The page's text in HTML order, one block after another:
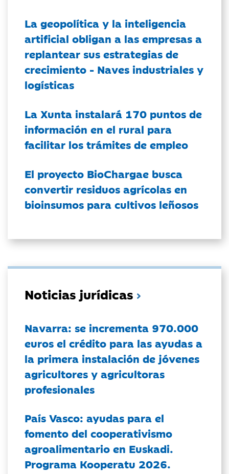
La geopolítica y la inteligencia
artificial obligan a las empresas a
replantear sus estrategias de
crecimiento - Naves industriales y
logísticas
La Xunta instalará 170 puntos de
información en el rural para
facilitar los trámites de empleo
El proyecto BioChargae busca
convertir residuos agrícolas en
bioinsumos para cultivos leñosos
Noticias jurídicas
Navarra: se incrementa 970.000
euros el crédito para las ayudas a
la primera instalación de jóvenes
agricultores y agricultoras
profesionales
País Vasco: ayudas para el
fomento del cooperativismo
agroalimentario en Euskadi.
Programa Kooperatu 2026.